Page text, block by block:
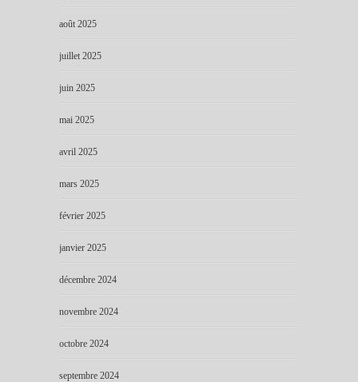
août 2025
juillet 2025
juin 2025
mai 2025
avril 2025
mars 2025
février 2025
janvier 2025
décembre 2024
novembre 2024
octobre 2024
septembre 2024